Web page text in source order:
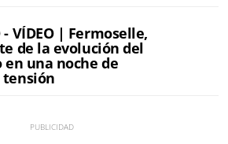
- VÍDEO | Fermoselle,
de la evolución del
en una noche de